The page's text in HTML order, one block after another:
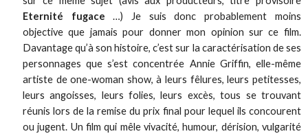
Eternité fugace …) Je suis donc probablement moins
objective que jamais pour donner mon opinion sur ce film.
Davantage qu’à son histoire, c’est sur la caractérisation de ses
personnages que s’est concentrée Annie Griffin, elle-même
artiste de one-woman show, à leurs fêlures, leurs petitesses,
leurs angoisses, leurs folies, leurs excès, tous se trouvant
réunis lors de la remise du prix final pour lequel ils concourent
ou jugent. Un film qui mêle vivacité, humour, dérision, vulgarité